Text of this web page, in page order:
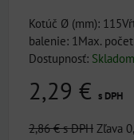
Kotúč Ø (mm):
balenie: 1Max.
Dostupnosť: Skladom
2,29 € s DPH
2,86 €s DPH Zľava